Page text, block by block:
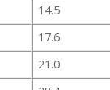
14.5
17.6
21.0